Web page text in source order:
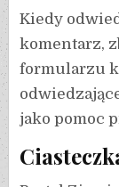
Kiedy
komentarz,
formularzu
jako pomoc